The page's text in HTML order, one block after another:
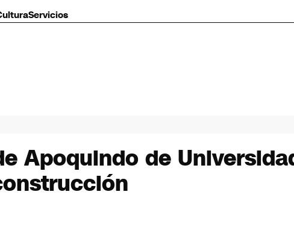
Servicios
Apoquindo de